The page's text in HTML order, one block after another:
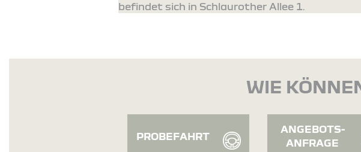
befindet sich in Schlaurother Allee 1.
WIE
PROBEFAHRT
ANGEBOTS-
ANFRAGE